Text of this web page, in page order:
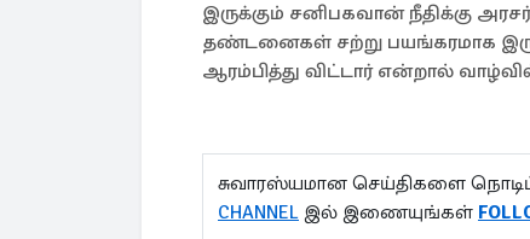
இருக்கும் சனிபகவான் நீதிக்கு
தண்டனைகள் சற்று பயங்கரமாக
ஆரம்பித்து விட்டார் என்றால்
சுவாரஸ்யமான செய்திகளை
CHANNEL இல் இணையுங்கள்